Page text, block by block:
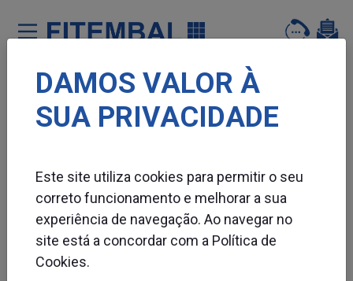
Saltar para o conteï¿½do principal da pï¿½gina
WRAP AROUND
DAMOS VALOR À
SUA PRIVACIDADE
Este site utiliza cookies para permitir o seu
correto funcionamento e melhorar a sua
experiência de navegação. Ao navegar no
site está a concordar com a Política de
Cookies.